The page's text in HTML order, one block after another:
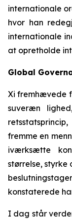
internationale
hvor han
internationale
at opretholde
Global
Xi fremhævede
suveræn
fremme en
iværksætte
størrelse,
konstaterede
I dag står